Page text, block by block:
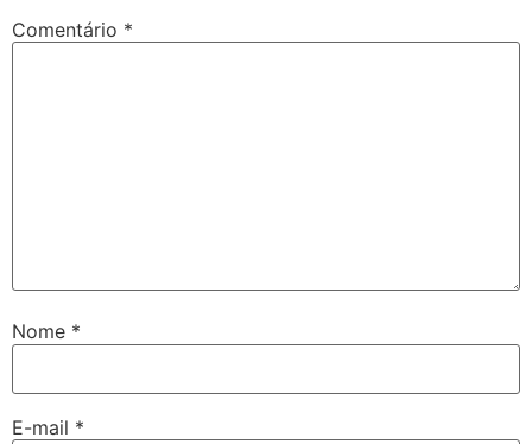
Comentário *
Nome *
E-mail *